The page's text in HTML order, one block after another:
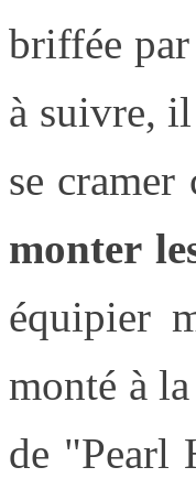
briffée
à suivre,
se
monter
équipier
monté à
de "Pearl